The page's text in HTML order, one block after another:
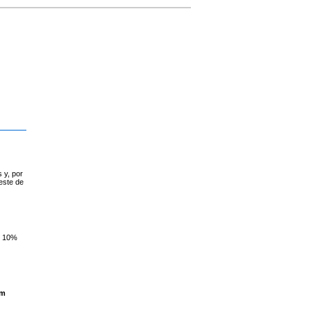
y, por
de
10%